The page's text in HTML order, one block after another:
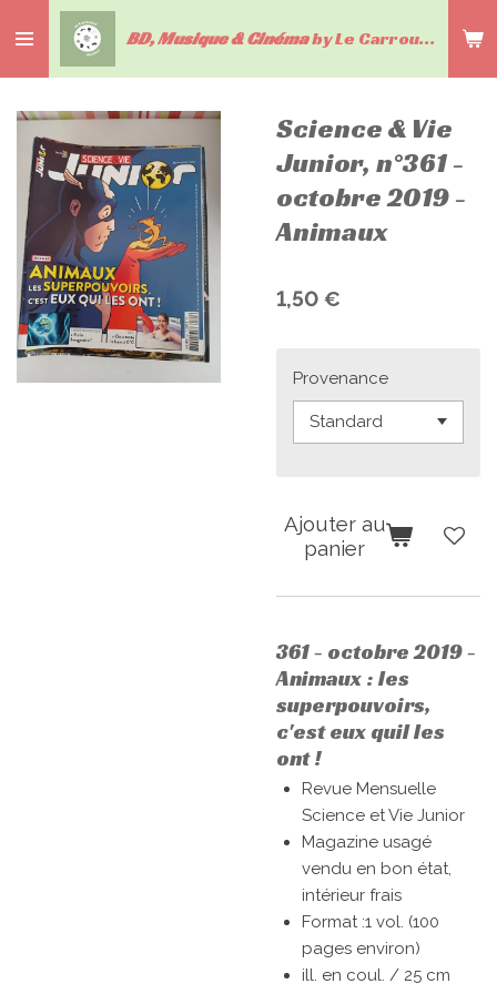
au
contenu
BD, Musique & Cinémaby Le Carrousel du livre
Science & Vie
Junior, n°361 -
octobre 2019 -
Animaux
1,50 €
Provenance
Ajouter au
panier
361- octobre 2019 -
Animaux : les
superpouvoirs,
c'est eux quil les
ont !
Revue Mensuelle
Science et Vie Junior
Magazine usagé
vendu en bon état,
intérieur frais
Format :1 vol. (100
pages environ)
ill. en coul. / 25 cm